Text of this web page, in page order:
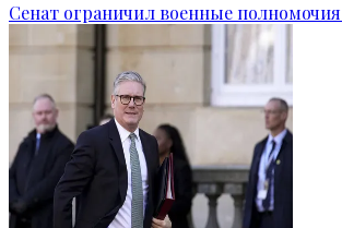
Сенат ограничил военные